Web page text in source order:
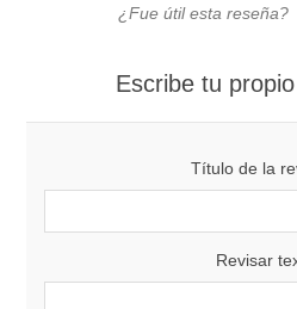
¿Fue útil esta reseña?
Escribe tu
Título de la
Revisar